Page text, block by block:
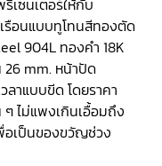
เซนเตอร์ให้กับ
รือนแบบทูโทนสีทองตัด
904L ทองคำ 18K
26 mm. หน้าปัด
าแบบขีด โดยราคา
ไม่แพงเกินเอื้อมถึง
อเป็นของขวัญช่วง